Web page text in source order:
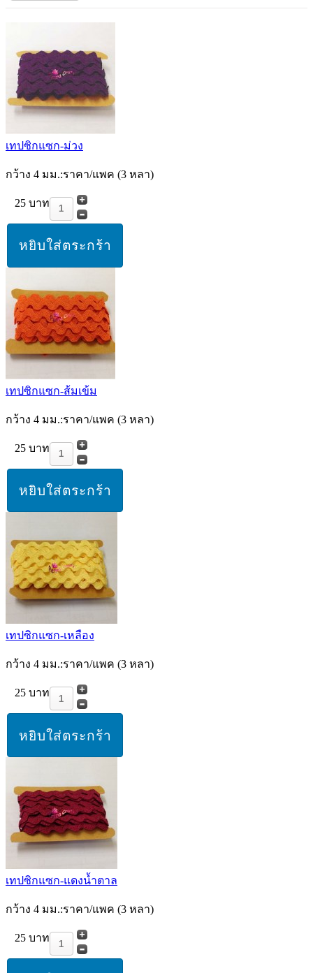
เทปซิกแซก-ม่วง
กว้าง 4 มม.:ราคา/แพค (3 หลา)
25 บาท
เทปซิกแซก-ส้มเข้ม
กว้าง 4 มม.:ราคา/แพค (3 หลา)
25 บาท
เทปซิกแซก-เหลือง
กว้าง 4 มม.:ราคา/แพค (3 หลา)
25 บาท
เทปซิกแซก-แดงน้ำตาล
กว้าง 4 มม.:ราคา/แพค (3 หลา)
25 บาท